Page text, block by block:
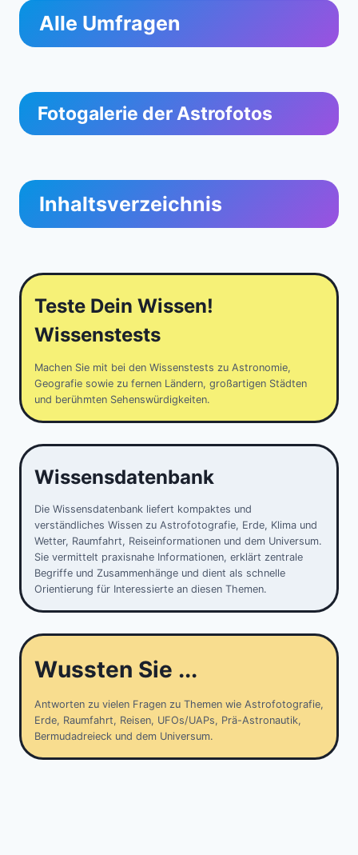
Alle Umfragen
Fotogalerie der Astrofotos
Inhaltsverzeichnis
Teste Dein Wissen!
Wissenstests
Machen Sie mit bei den Wissenstests zu Astronomie,
Geografie sowie zu fernen Ländern, großartigen Städten
und berühmten Sehenswürdigkeiten.
Wissensdatenbank
Die Wissensdatenbank liefert kompaktes und
verständliches Wissen zu Astrofotografie, Erde, Klima und
Wetter, Raumfahrt, Reiseinformationen und dem Universum.
Sie vermittelt praxisnahe Informationen, erklärt zentrale
Begriffe und Zusammenhänge und dient als schnelle
Orientierung für Interessierte an diesen Themen.
Wussten Sie ...
Antworten zu vielen Fragen zu Themen wie Astrofotografie,
Erde, Raumfahrt, Reisen, UFOs/UAPs, Prä-Astronautik,
Bermudadreieck und dem Universum.